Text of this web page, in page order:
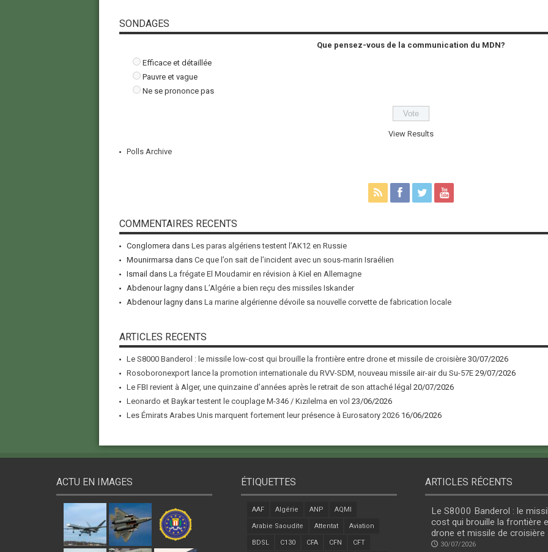
SONDAGES
Que pensez-vous de la communication du MDN?
Efficace et détaillée
Pauvre et vague
Ne se prononce pas
View Results
Polls Archive
COMMENTAIRES RECENTS
Conglomera dans Les paras algériens testent l’AK12 en Russie
Mounirmarsa dans Ce que l’on sait de l’incident avec un sous-marin Israélien
Ismail dans La frégate El Moudamir en révision à Kiel en Allemagne
Abdenour lagnydans L’Algérie a bien reçu des missiles Iskander
Abdenour lagnydans La marine algérienne dévoile sa nouvelle corvette de fabrication locale
ARTICLES RECENTS
Le S8000 Banderol : le missile low-cost qui brouille la frontière entre drone et missile de croisière 30/07/2026
Rosoboronexport lance la promotion internationale du RVV-SDM, nouveau missile air-air du Su-57E 29/07/2026
Le FBI revient à Alger, une quinzaine d’années après le retrait de son attaché légal 20/07/2026
Leonardo et Baykar testent le couplage M-346 / Kızılelma en vol 23/06/2026
Les Émirats Arabes Unis marquent fortement leur présence à Eurosatory 2026 16/06/2026
ACTU EN IMAGES ÉTIQUETTES
AAF Algérie ANP AQMI
Arabie Saoudite Attentat Aviation
BDSL C130 CFA CFN CFT
ARTICLES RÉCENTS
Le S8000 Banderol : le
cost qui brouille la frontière
drone et missile de croisière
30/07/2026